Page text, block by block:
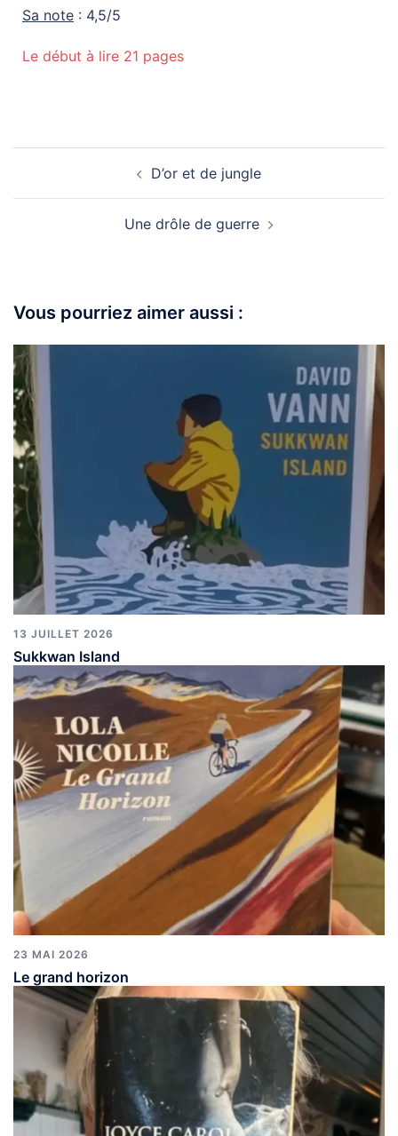
Sa note : 4,5/5
Le début à lire 21 pages
D’or et de jungle
Une drôle de guerre
Vous pourriez aimer aussi :
13 JUILLET 2026
Sukkwan Island
23 MAI 2026
Le grand horizon